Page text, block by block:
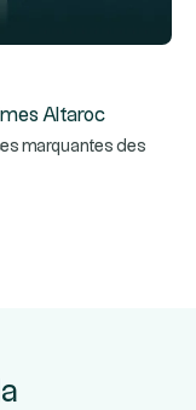
Altaroc
marquantes des